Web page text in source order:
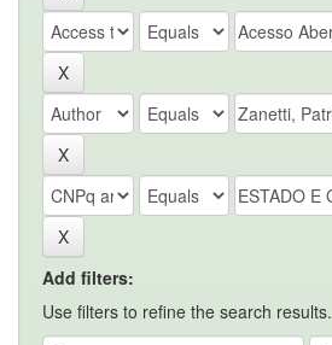
Add filters:
Use filters to refine the search results.